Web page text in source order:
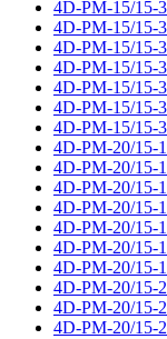
4D-PM-15/15-
4D-PM-15/15-
4D-PM-15/15-
4D-PM-15/15-
4D-PM-15/15-
4D-PM-15/15-
4D-PM-15/15-
4D-PM-20/15-
4D-PM-20/15-
4D-PM-20/15-
4D-PM-20/15-
4D-PM-20/15-
4D-PM-20/15-
4D-PM-20/15-
4D-PM-20/15-
4D-PM-20/15-
4D-PM-20/15-